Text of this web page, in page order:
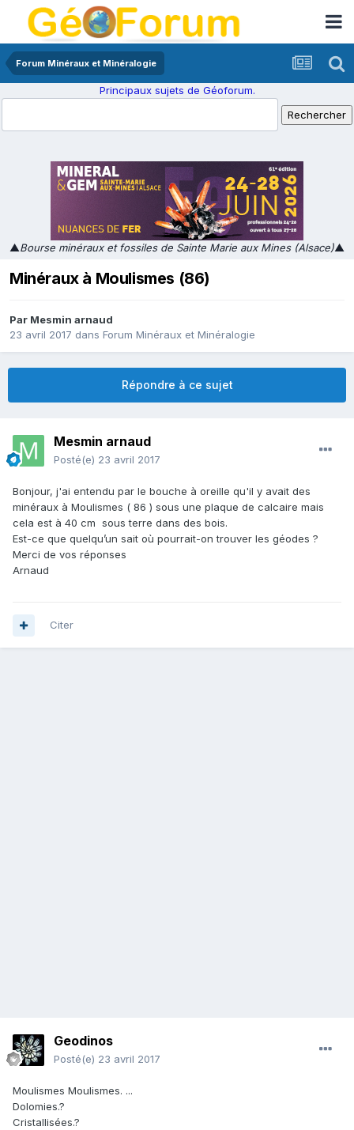
Forum Minéraux et Minéralogie
Principaux sujets de Géoforum.
▲Bourse minéraux et fossiles de Sainte Marie aux Mines (Alsace)▲
Minéraux à Moulismes (86)
Par Mesmin arnaud
23 avril 2017 dans Forum Minéraux et Minéralogie
Répondre à ce sujet
Mesmin arnaud
Posté(e) 23 avril 2017
Bonjour, j'ai entendu par le bouche à oreille qu'il y avait des
minéraux à Moulismes ( 86 ) sous une plaque de calcaire mais
cela est à 40 cm sous terre dans des bois.
Est-ce que quelqu’un sait où pourrait-on trouver les géodes ?
Merci de vos réponses
Arnaud
Citer
Geodinos
Posté(e) 23 avril 2017
Moulismes Moulismes. ...
Dolomies.?
Cristallisées.?